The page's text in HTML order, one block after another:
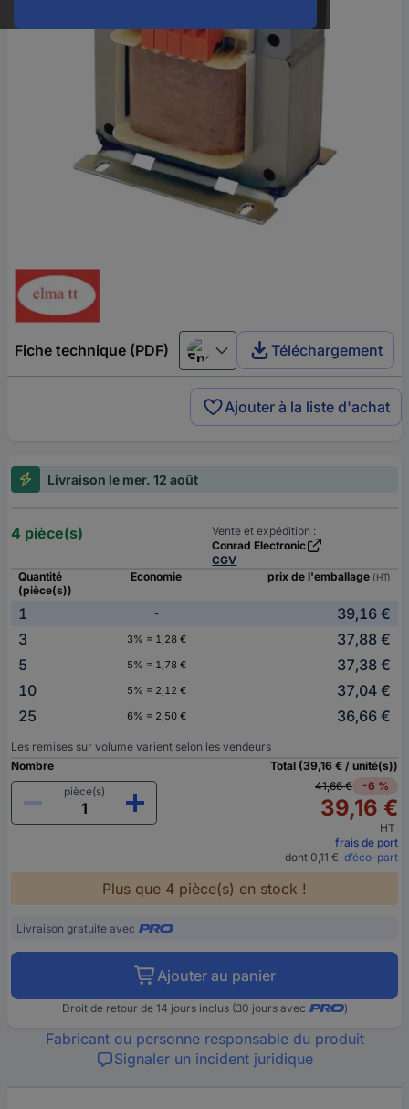
Fiche technique (PDF) English Téléchargement
Ajouter à la liste d'achat
Livraison le mer. 12 août
4 pièce(s)
Vente et expédition :
Conrad Electronic
CGV
Quantité
(pièce(s))
Economie prix de l'emballage (HT)
1 -
39,16 €
3
3% = 1,28 €
37,88 €
5
5% = 1,78 €
37,38 €
10
5% = 2,12 €
37,04 €
25
6% = 2,50 € 36,66 €
Les remises sur volume varient selon les vendeurs
Nombre
pièce(s)
Total (39,16 € / unité(s))
41,66 €
-6 %
39,16 €
HT
frais de port
dont 0,11 € d’éco-part
Plus que 4 pièce(s) en stock !
Livraison gratuite avec
Ajouter au panier
Droit de retour de 14 jours inclus (30 jours avec )
Fabricant ou personne responsable du produit
Signaler un incident juridique